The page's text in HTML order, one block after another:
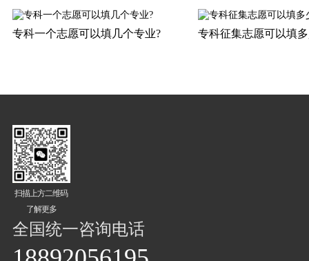
专科一个志愿可以填几个专业? 专科征集志愿可以填
扫描上方二维码
了解更多
全国统一咨询电话